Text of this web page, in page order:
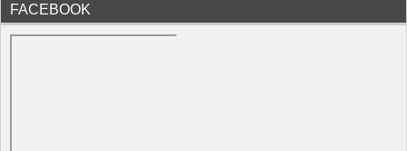
FACEBOOK